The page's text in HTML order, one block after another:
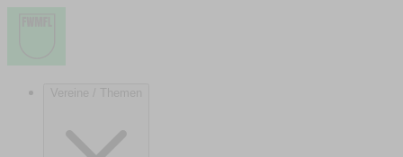
Vereine / Themen